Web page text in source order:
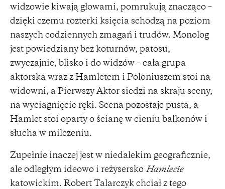
widzowie kiwają głowami, pomrukują znacząco –
dzięki czemu rozterki księcia schodzą na poziom
naszych codziennych zmagań i trudów. Monolog
jest powiedziany bez koturnów, patosu,
zwyczajnie, blisko i do widzów – cała grupa
aktorska wraz z Hamletem i Poloniuszem stoi na
widowni, a Pierwszy Aktor siedzi na skraju sceny,
na wyciagnięcie ręki. Scena pozostaje pusta, a
Hamlet stoi oparty o ścianę w cieniu balkonów i
słucha w milczeniu.
Zupełnie inaczej jest w niedalekim geograficznie,
ale odległym ideowo i reżysersko Hamlecie
katowickim. Robert Talarczyk chciał z tego